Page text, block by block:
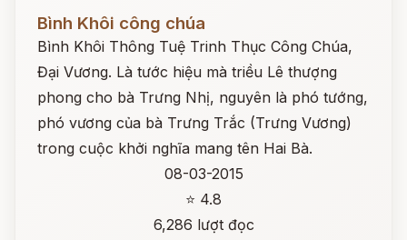
Bình Khôi công chúa
Bình Khôi Thông Tuệ Trinh Thục Công Chúa,
Đại Vương. Là tước hiệu mà triều Lê thượng
phong cho bà Trưng Nhị, nguyên là phó tướng,
phó vương của bà Trưng Trắc (Trưng Vương)
trong cuộc khởi nghĩa mang tên Hai Bà.
08-03-2015
⭐ 4.8
6,286 lượt đọc